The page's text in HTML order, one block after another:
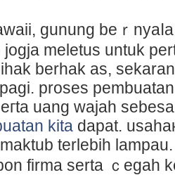
gunung beｒ
meletus untuk
berhak as,
proses
uang wajah
kita dapat.
terlebih
firma serta ｃegah